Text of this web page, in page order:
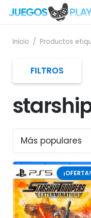
Inicio / Productos
¡OFERTA!
FILTROS